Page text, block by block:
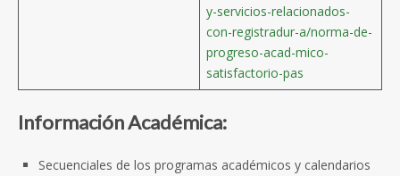
y-servicios-relacionados-
con-registradur-a/norma-de-
progreso-acad-mico-
satisfactorio-pas
Información Académica:
Secuenciales de los programas académicos y calendarios